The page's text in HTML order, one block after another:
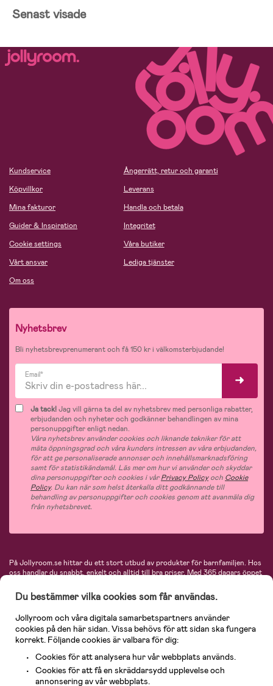
Senast visade
Kundservice
Köpvillkor
Mina fakturor
Guider & Inspiration
Cookie settings
Vårt ansvar
Om oss
Ångerrätt, retur och garanti
Leverans
Handla och betala
Integritet
Våra butiker
Lediga tjänster
Nyhetsbrev
Bli nyhetsbrevprenumerant och få 150 kr i välkomsterbjudande!
Email*
Ja tack!Jag vill gärna ta del av nyhetsbrev med personliga rabatter,
erbjudanden och nyheter och godkänner behandlingen av mina
personuppgifter enligt nedan.
Våra nyhetsbrev använder cookies och liknande tekniker för att
mäta öppningsgrad och våra kunders intressen av våra erbjudanden,
för att ge personaliserade annonser och innehållsmarknadsföring
samt för statistikändamål. Läs mer om hur vi använder och skyddar
dina personuppgifter och cookies i vårPrivacy Policyoch Cookie
Policy. Du kan när som helst återkalla ditt godkännande till
behandling av personuppgifter och cookies genom att avanmäla dig
från nyhetsbrevet.
På Jollyroom.se hittar du ett stort utbud av produkter för barnfamiljen. Hos
oss handlar du snabbt, enkelt och alltid till bra priser.Med 365 dagars öppet
hos oss. I vårt sortiment hittar du barnvagnar, bilstolar, kläder för barn och
baby, produkter för mamman, massor av inspirerande inredning, leksaker,
babyprodukter och mycket mer. Vi erbjuder produkter från välkända
varumärken så som Britax, Maxi-Cosi, Baby Jogger, BabyBjörn, Didriksons,
KidKraft, Ergobaby, Philips Avent, Neonate, Cybex, LEGO och många fler.
Välkommen in och kika runt i Nordens största barn- och babybutik på nätet!
Du bestämmer vilka cookies som får användas.
Jollyroom och våra digitala samarbetspartners använder
cookies på den här sidan. Vissa behövs för att sidan ska fungera
korrekt. Följande cookies är valbara för dig:
Cookies för att analysera hur vår webbplats används.
Cookies för att få en skräddarsydd upplevelse och
annonsering av vår webbplats.